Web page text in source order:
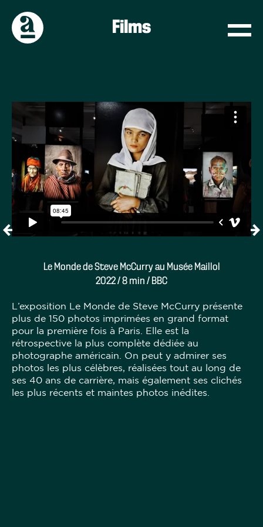
Films
Le Monde de Steve McCurry au Musée Maillol
2022 / 8 min / BBC
L’exposition Le Monde de Steve McCurry présente
plus de 150 photos imprimées en grand format
pour la première fois à Paris. Elle est la
rétrospective la plus complète dédiée au
photographe américain. On peut y admirer ses
photos les plus célèbres, réalisées tout au long de
ses 40 ans de carrière, mais également ses clichés
les plus récents et maintes photos inédites.